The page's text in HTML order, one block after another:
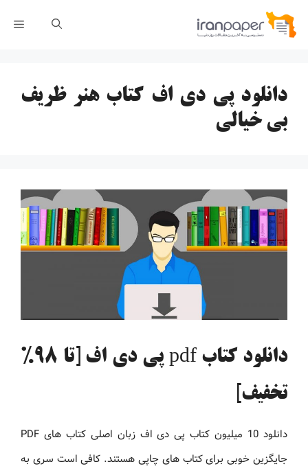
پرش
دانلود پی دی اف کتاب هنر ظریف
بی خیالی
دانلود کتاب pdf پی دی اف [تا 98%
تخفیف]
دانلود 10 میلیون کتاب پی دی اف زبان اصلی کتاب های PDF
جایگزین خوبی برای کتاب های چاپی هستند. کافی است سری به